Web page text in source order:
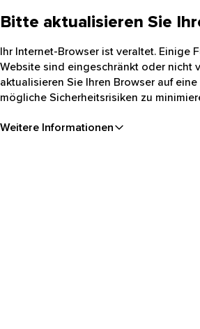
Bitte aktualisieren Sie
Ihr Internet-Browser ist veraltet. Einige
Website sind eingeschränkt oder nicht
aktualisieren Sie Ihren Browser auf
mögliche Sicherheitsrisiken zu
Weitere Informationen